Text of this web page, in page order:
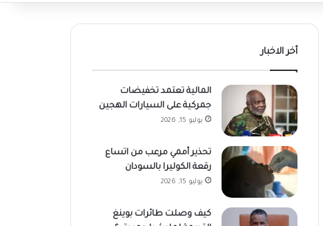
أخر الاخبار
المالية تعتمد تخفيضات
جمركية على السيارات الهجين
يوليو 15, 2026
تحذير أممي مرعب من اتساع
رقعة الكوليرا بالسودان
يوليو 15, 2026
كيف وصلت طائرات بوينغ